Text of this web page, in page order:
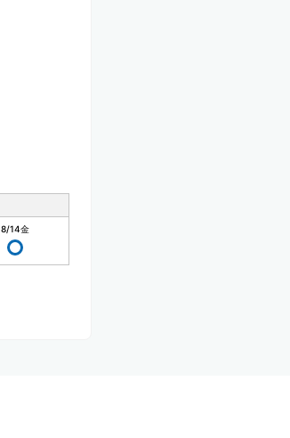
8/14金